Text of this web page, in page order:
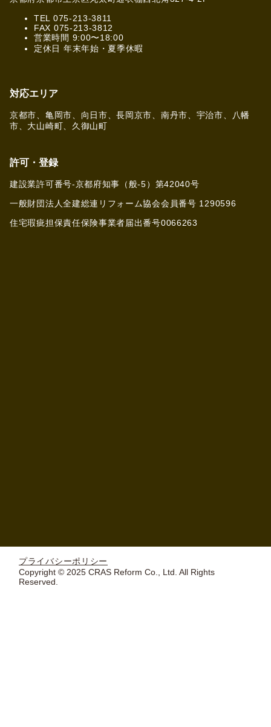
TEL 075-213-3811
FAX 075-213-3812
営業時間 9:00〜18:00
定休日 年末年始・夏季休暇
対応エリア
京都市、亀岡市、向日市、長岡京市、南丹市、宇治市、八幡
市、大山崎町、久御山町
許可・登録
建設業許可番号-京都府知事（般-5）第42040号
一般財団法人全建総連リフォーム協会会員番号 1290596
住宅瑕疵担保責任保険事業者届出番号0066263
プライバシーポリシー
Copyright © 2025 CRAS Reform Co., Ltd. All Rights
Reserved.